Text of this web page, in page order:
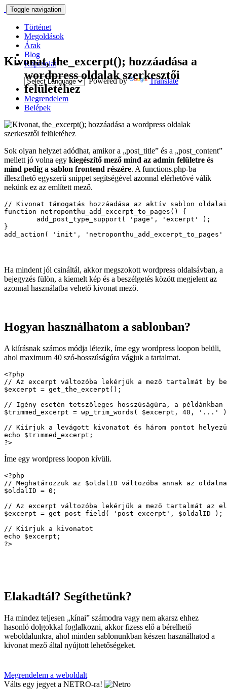
Toggle navigation
Történet
Megoldások
Árak
Blog
Kapcsolat
Powered by
Translate
Megrendelem
Belépek
Kivonat, the_excerpt(); hozzáadása a
wordpress oldalak szerkesztői
felületéhez
Sok olyan helyzet adódhat, amikor a „post_title” és a „post_content”
mellett jó volna egy kiegészítő mező mind az admin felületre és
mind pedig a sablon frontend részére. A functions.php-ba
illeszthető egyszerű snippet segítségével azonnal elérhetővé válik
nekünk ez az említett mező.
// Kivonat támogatás hozzáadása az aktív sablon
function netroponthu_add_excerpt_to_pages() {
}
add_action( 'init',
Ha mindent jól csináltál, akkor megszokott wordpress oldalsávban, a
bejegyzés fülön, a kiemelt kép és a beszélgetés között megjelent az
azonnal használatba vehető kivonat mező.
Hogyan használhatom a sablonban?
A kiírásnak számos módja létezik, íme egy wordpress loopon belüli,
ahol maximum 40 szó-hosszúságúra vágjuk a tartalmat.
<?php
// Az excerpt változóba lekérjük a mező tartalmát by
$excerpt = get_the_excerpt();
// Igény esetén tetszőleges hosszúságúra, a példánkban
$trimmed_excerpt = wp_trim_words( $excerpt, 40,
// Kiírjuk a levágott kivonatot és három pontot
echo $trimmed_excerpt;
?>
Íme egy wordpress loopon kívüli.
<?php
// Meghatározzuk az $oldalID változóba annak az
$oldalID = 0;
// Az excerpt változóba lekérjük a mező tartalmát az
$excerpt = get_post_field( 'post_excerpt', $oldalID );
// Kiírjuk a kivonatot
echo $excerpt;
?>
Elakadtál? Segíthetünk?
Ha mindez teljesen „kínai” számodra vagy nem akarsz ehhez
hasonló dolgokkal foglalkozni, akkor fizess elő a bérelhető
weboldalunkra, ahol minden sablonunkban készen használhatod a
kivonat mező által nyújtott lehetőségeket.
Megrendelem a weboldalt
Válts egy jegyet a NETRO-ra!